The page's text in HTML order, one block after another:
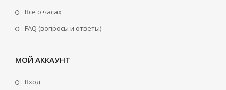
Всё о часах
FAQ (вопросы и ответы)
МОЙ АККАУНТ
Вход